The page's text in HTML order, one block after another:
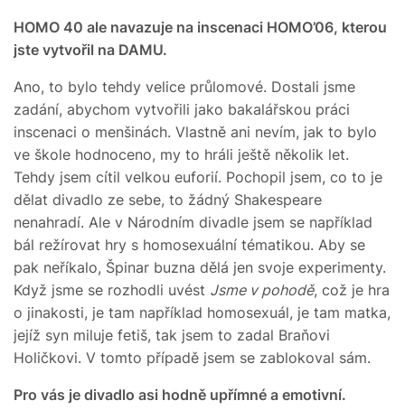
HOMO 40 ale navazuje na inscenaci HOMO’06, kterou
jste vytvořil na DAMU.
Ano, to bylo tehdy velice průlomové. Dostali jsme
zadání, abychom vytvořili jako bakalářskou práci
inscenaci o menšinách. Vlastně ani nevím, jak to bylo
ve škole hodnoceno, my to hráli ještě několik let.
Tehdy jsem cítil velkou euforií. Pochopil jsem, co to je
dělat divadlo ze sebe, to žádný Shakespeare
nenahradí. Ale v Národním divadle jsem se například
bál režírovat hry s homosexuální tématikou. Aby se
pak neříkalo, Špinar buzna dělá jen svoje experimenty.
Když jsme se rozhodli uvést Jsme v pohodě, což je hra
o jinakosti, je tam například homosexuál, je tam matka,
jejíž syn miluje fetiš, tak jsem to zadal Braňovi
Holičkovi. V tomto případě jsem se zablokoval sám.
Pro vás je divadlo asi hodně upřímné a emotivní.